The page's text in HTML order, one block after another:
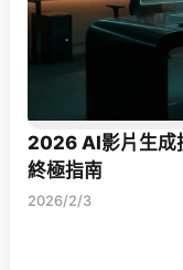
2026 AI影片生成
終極指南
2026/2/3